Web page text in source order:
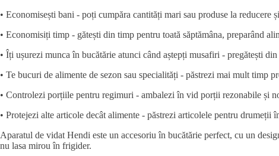
• Economisești bani - poți cumpăra cantități mari sau produse la
• Economisiți timp - gătești din timp pentru toată săptămâna, preparând
• Îți ușurezi munca în bucătărie atunci când aștepți musafiri - pregătești
• Te bucuri de alimente de sezon sau specialități - păstrezi mai mult timp
• Controlezi porțiile pentru regimuri - ambalezi în vid porții rezonabile și
• Protejezi alte articole decât alimente - păstrezi articolele pentru
Aparatul de vidat Hendi este un accesoriu în bucătărie perfect, cu un
nu lasa mirou în frigider.